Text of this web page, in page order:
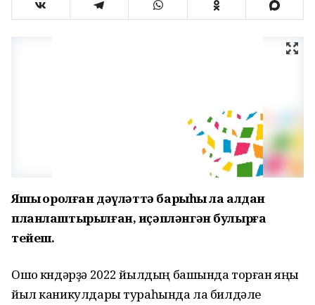
Яҡшы ҡоролған дәүләттә барыһы ла алдан
планлаштырылған, иҫәпләнгән булырға
тейеш.
Ошо көндәрҙә 2022 йылдың башында торған яңы
йыл каникулдары тураһында ла билдәле